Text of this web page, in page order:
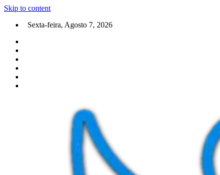
Skip to content
Sexta-feira, Agosto 7, 2026